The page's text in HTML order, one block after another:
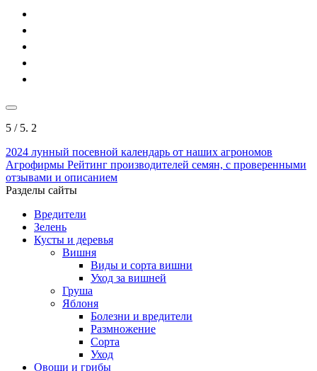
5 / 5. 2
2024 лунный посевной календарь от наших агрономов
Агрофирмы Рейтинг производителей семян, с проверенными
отзывами и описанием
Разделы сайты
Вредители
Зелень
Кусты и деревья
Вишня
Виды и сорта вишни
Уход за вишней
Груша
Яблоня
Болезни и вредители
Размножение
Сорта
Уход
Овощи и грибы